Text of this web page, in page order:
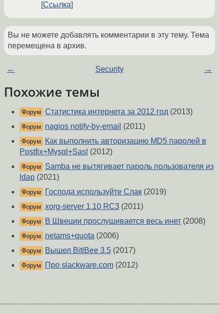
Ссылка
Вы не можете добавлять комментарии в эту тему. Тема
перемещена в архив.
← Security →
Похожие темы
Форум Статистика интернета за 2012 год (2013)
Форум nagios notify-by-email (2011)
Форум
Как выполнить авторизацию MD5 паролей в
Postfix+Mysql+Sasl (2012)
Форум
Samba не вытягивает пароль пользователя из
ldap (2021)
Форум Господа используйте Слак (2019)
Форум xorg-server 1.10 RC3 (2011)
Форум В Швеции прослушивается весь инет (2008)
Форум netams+quota (2006)
Форум Вышел BitlBee 3.5 (2017)
Форум Про slackware.com (2012)